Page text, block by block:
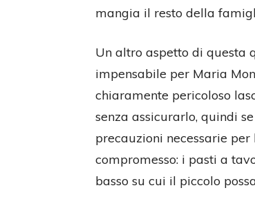
mangia il resto della
Un altro aspetto di questa
impensabile per Maria
chiaramente pericoloso
senza assicurarlo, quindi
precauzioni necessarie
compromesso: i pasti a
basso su cui il piccolo